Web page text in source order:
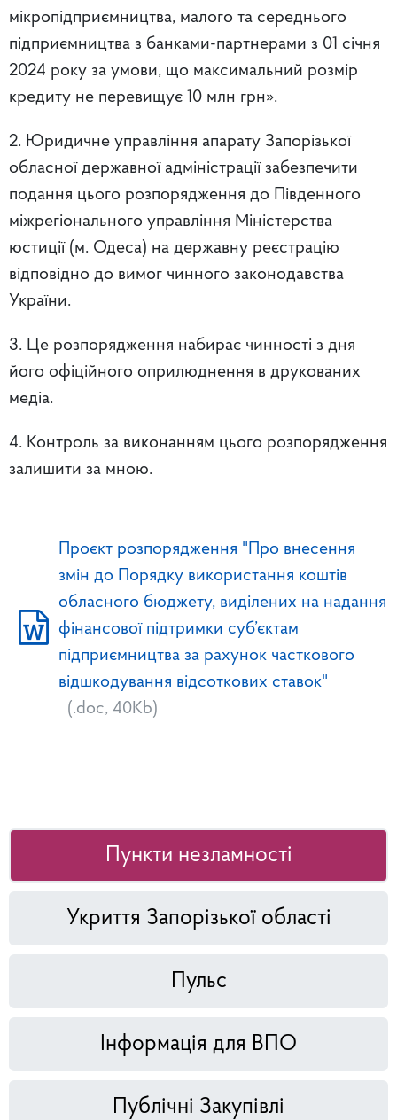
мікропідприємництва, малого та середнього
підприємництва з банками-партнерами з 01 січня
2024 року за умови, що максимальний розмір
кредиту не перевищує 10 млн грн».
2. Юридичне управління апарату Запорізької
обласної державної адміністрації забезпечити
подання цього розпорядження до Південного
міжрегіонального управління Міністерства
юстиції (м. Одеса) на державну реєстрацію
відповідно до вимог чинного законодавства
України.
3. Це розпорядження набирає чинності з дня
його офіційного оприлюднення в друкованих
медіа.
4. Контроль за виконанням цього розпорядження
залишити за мною.
Проєкт розпорядження "Про внесення
змін до Порядку використання коштів
обласного бюджету, виділених на надання
фінансової підтримки суб’єктам
підприємництва за рахунок часткового
відшкодування відсоткових ставок"
(.doc, 40Kb)
Пункти незламності
Укриття Запорізької області
Пульс
Інформація для ВПО
Публічні Закупівлі